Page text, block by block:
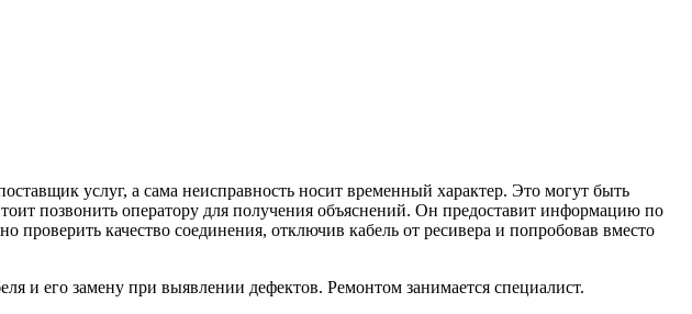
услуг, а сама неисправность носит временный характер. Это могут быть
позвонить оператору для получения объяснений. Он предоставит информацию по
качество соединения, отключив кабель от ресивера и попробовав вместо
и его замену при выявлении дефектов. Ремонтом занимается специалист.